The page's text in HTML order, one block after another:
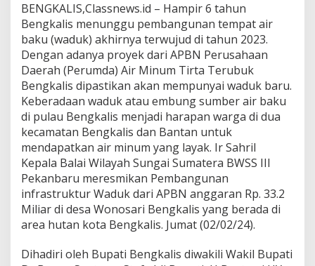
I
R
e
s
m
i
k
a
n
W
d
u
k
d
i
B
n
BENGKALIS,Classnews.id – Hampir 6 tahun
Bengkalis menunggu pembangunan tempat air
baku (waduk) akhirnya terwujud di tahun 2023.
Dengan adanya proyek dari APBN Perusahaan
Daerah (Perumda) Air Minum Tirta Terubuk
Bengkalis dipastikan akan mempunyai waduk baru.
Keberadaan waduk atau embung sumber air baku
di pulau Bengkalis menjadi harapan warga di dua
kecamatan Bengkalis dan Bantan untuk
mendapatkan air minum yang layak. Ir Sahril
Kepala Balai Wilayah Sungai Sumatera BWSS III
Pekanbaru meresmikan Pembangunan
infrastruktur Waduk dari APBN anggaran Rp. 33.2
Miliar di desa Wonosari Bengkalis yang berada di
area hutan kota Bengkalis. Jumat (02/02/24).
Dihadiri oleh Bupati Bengkalis diwakili Wakil Bupati